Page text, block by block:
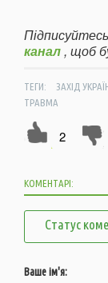
канал, щоб
ТЕГИ: ЗАХІД
ТРАВМА
2
КОМЕНТАРІ:
Статус
Ваше ім'я: